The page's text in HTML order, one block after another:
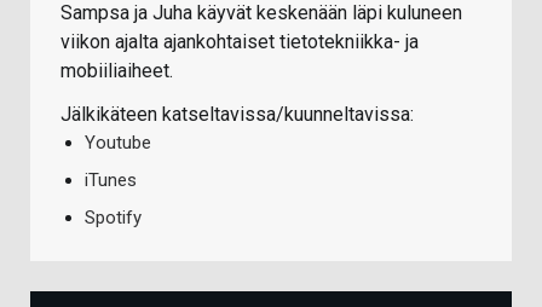
Sampsa ja Juha käyvät keskenään läpi kuluneen
viikon ajalta ajankohtaiset tietotekniikka- ja
mobiiliaiheet.
Jälkikäteen katseltavissa/kuunneltavissa:
Youtube
iTunes
Spotify